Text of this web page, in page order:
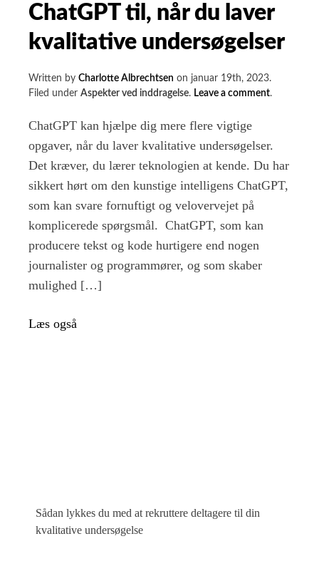
hvordan
kommer
du
gang?
ChatGPT til, når du laver
kvalitative undersøgelser
Written by Charlotte Albrechtsen on januar 19th, 2023.
Filed under Aspekter ved inddragelse. Leave a commenton
bruge
ChatGPT
til,
.
ChatGPT kan hjælpe dig mere flere vigtige
opgaver, når du laver kvalitative undersøgelser.
Det kræver, du lærer teknologien at kende. Du har
sikkert hørt om den kunstige intelligens ChatGPT,
som kan svare fornuftigt og velovervejet på
komplicerede spørgsmål. ChatGPT, som kan
producere tekst og kode hurtigere end nogen
journalister og programmører, og som skaber
mulighed […]
Læs også
Sådan lykkes du med at rekruttere deltagere til din
kvalitative undersøgelse